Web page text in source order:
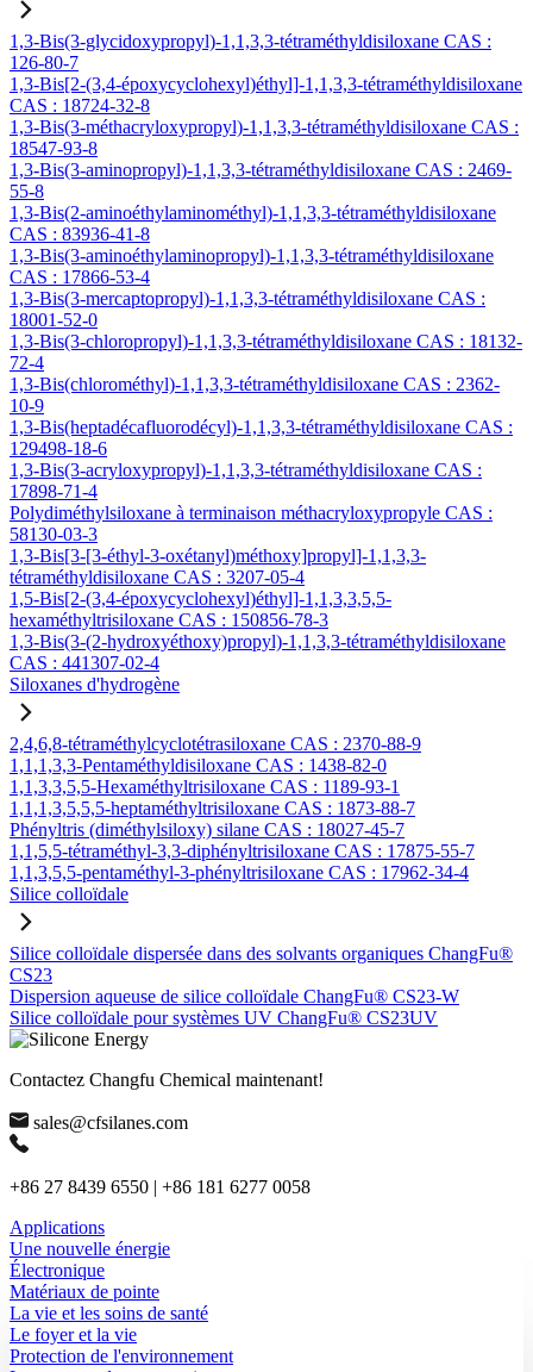
1,3-Bis(3-glycidoxypropyl)-1,1,3,3-tétraméthyldisiloxane CAS :
126-80-7
1,3-Bis[2-(3,4-époxycyclohexyl)éthyl]-1,1,3,3-tétraméthyldisiloxane
CAS : 18724-32-8
1,3-Bis(3-méthacryloxypropyl)-1,1,3,3-tétraméthyldisiloxane CAS :
18547-93-8
1,3-Bis(3-aminopropyl)-1,1,3,3-tétraméthyldisiloxane CAS : 2469-
55-8
1,3-Bis(2-aminoéthylaminométhyl)-1,1,3,3-tétraméthyldisiloxane
CAS : 83936-41-8
1,3-Bis(3-aminoéthylaminopropyl)-1,1,3,3-tétraméthyldisiloxane
CAS : 17866-53-4
1,3-Bis(3-mercaptopropyl)-1,1,3,3-tétraméthyldisiloxane CAS :
18001-52-0
1,3-Bis(3-chloropropyl)-1,1,3,3-tétraméthyldisiloxane CAS : 18132-
72-4
1,3-Bis(chlorométhyl)-1,1,3,3-tétraméthyldisiloxane CAS : 2362-
10-9
1,3-Bis(heptadécafluorodécyl)-1,1,3,3-tétraméthyldisiloxane CAS :
129498-18-6
1,3-Bis(3-acryloxypropyl)-1,1,3,3-tétraméthyldisiloxane CAS :
17898-71-4
Polydiméthylsiloxane à terminaison méthacryloxypropyle CAS :
58130-03-3
1,3-Bis[3-[3-éthyl-3-oxétanyl)méthoxy]propyl]-1,1,3,3-
tétraméthyldisiloxane CAS : 3207-05-4
1,5-Bis[2-(3,4-époxycyclohexyl)éthyl]-1,1,3,3,5,5-
hexaméthyltrisiloxane CAS : 150856-78-3
1,3-Bis(3-(2-hydroxyéthoxy)propyl)-1,1,3,3-tétraméthyldisiloxane
CAS : 441307-02-4
Siloxanes d'hydrogène
2,4,6,8-tétraméthylcyclotétrasiloxane CAS : 2370-88-9
1,1,1,3,3-Pentaméthyldisiloxane CAS : 1438-82-0
1,1,3,3,5,5-Hexaméthyltrisiloxane CAS : 1189-93-1
1,1,1,3,5,5,5-heptaméthyltrisiloxane CAS : 1873-88-7
Phényltris (diméthylsiloxy) silane CAS : 18027-45-7
1,1,5,5-tétraméthyl-3,3-diphényltrisiloxane CAS : 17875-55-7
1,1,3,5,5-pentaméthyl-3-phényltrisiloxane CAS : 17962-34-4
Silice colloïdale
Silice colloïdale dispersée dans des solvants organiques ChangFu®
CS23
Dispersion aqueuse de silice colloïdale ChangFu® CS23-W
Silice colloïdale pour systèmes UV ChangFu® CS23UV
Contactez Changfu Chemical maintenant!
sales@cfsilanes.com
+86 27 8439 6550 | +86 181 6277 0058
Applications
Une nouvelle énergie
Électronique
Matériaux de pointe
La vie et les soins de santé
Le foyer et la vie
Protection de l'environnement